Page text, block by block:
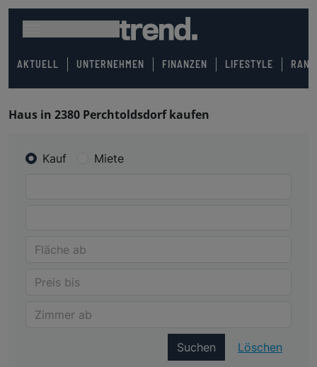
AKTUELL UNTERNEHMEN FINANZEN LIFESTYLE
Haus in 2380 Perchtoldsdorf kaufen
Kauf Miete
Suchen Löschen